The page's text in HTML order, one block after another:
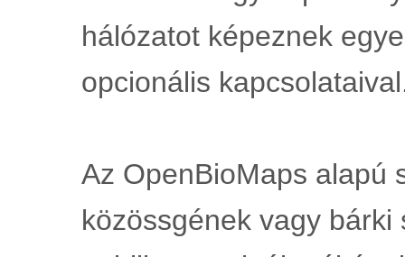
hálózatot képeznek
opcionális
Az OpenBioMaps alapú
közössgének vagy